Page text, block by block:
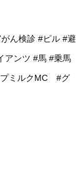
ん検診 #ピル #避
アンツ #馬 #乗馬
ミルクMC
#グ